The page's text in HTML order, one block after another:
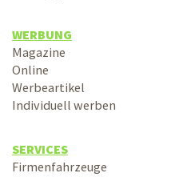
WERBUNG
Magazine
Online
Werbeartikel
Individuell werben
SERVICES
Firmenfahrzeuge